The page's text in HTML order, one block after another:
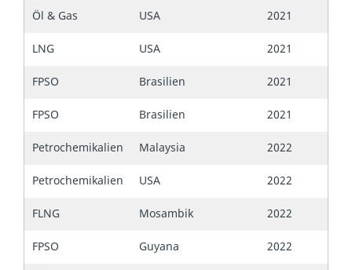
Öl & Gas
USA
2021
LNG
USA
2021
FPSO
Brasilien
2021
FPSO
Brasilien
2021
Petrochemikalien
Malaysia
2022
Petrochemikalien
USA
2022
FLNG
Mosambik
2022
FPSO
Guyana
2022